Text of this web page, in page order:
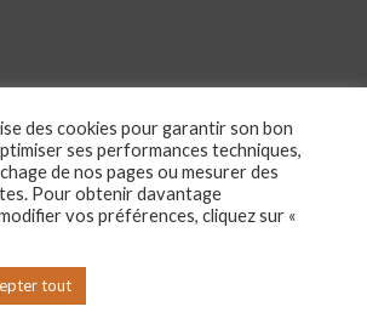
des cookies pour garantir son bon
ses performances techniques,
de nos pages ou mesurer des
Pour obtenir davantage
vos préférences, cliquez sur «
tout